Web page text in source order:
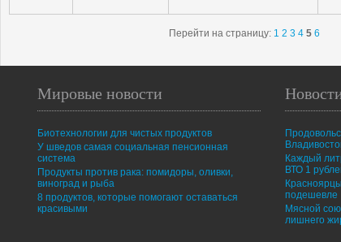
Перейти на страницу: 1 2 3 4 5 6
Каждый
ВТО 1
подешевле
Мясной
лишнего
Мировые новости
Биотехнологии для чистых продуктов
У шведов самая социальная пенсионная
система
Продукты против рака: помидоры, оливки,
виноград и рыба
8 продуктов, которые помогают оставаться
красивыми